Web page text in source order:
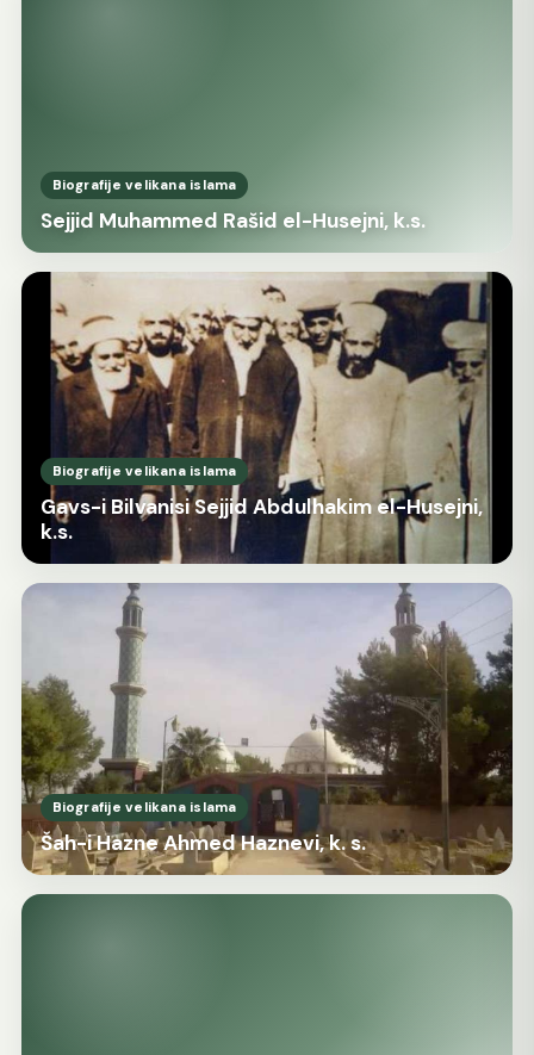
Biografije velikana islama
Sejjid Muhammed Rašid el-Husejni, k.s.
Biografije velikana islama
Gavs-i Bilvanisi Sejjid Abdulhakim el-Husejni,
k.s.
Biografije velikana islama
Šah-i Hazne Ahmed Haznevi, k. s.